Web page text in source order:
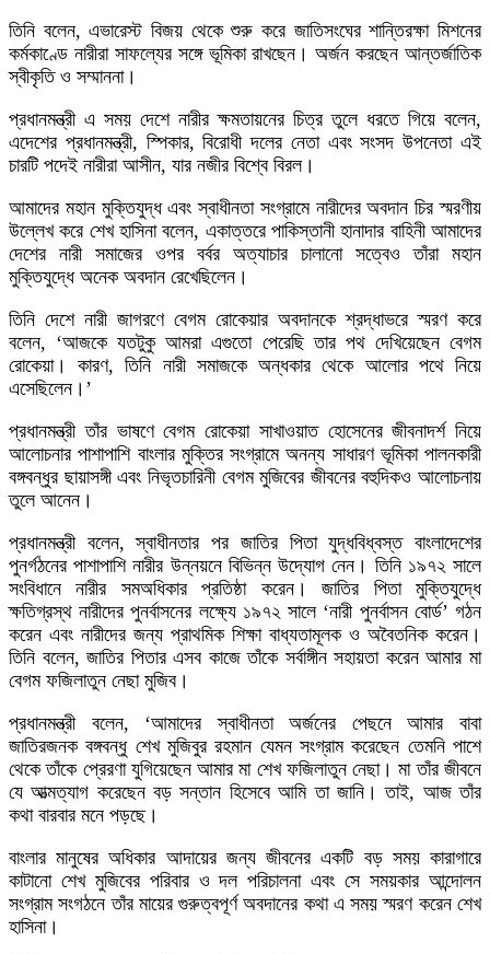
তিনি বলেন, এভারেস্ট বিজয় থেকে শুরু করে জাতিসংঘের শান্তিরক্ষা মিশনের
কর্মকাণ্ডে নারীরা সাফল্যের সঙ্গে ভূমিকা রাখছেন। অর্জন করছেন আন্তর্জাতিক
স্বীকৃতি ও সম্মাননা।
প্রধানমন্ত্রী এ সময় দেশে নারীর ক্ষমতায়নের চিত্র তুলে ধরতে গিয়ে বলেন,
এদেশের প্রধানমন্ত্রী, স্পিকার, বিরোধী দলের নেতা এবং সংসদ উপনেতা এই
চারটি পদেই নারীরা আসীন, যার নজীর বিশ্বে বিরল।
আমাদের মহান মুক্তিযুদ্ধ এবং স্বাধীনতা সংগ্রামে নারীদের অবদান চির স্মরণীয়
উল্লেখ করে শেখ হাসিনা বলেন, একাত্তরে পাকিস্তানী হানাদার বাহিনী আমাদের
দেশের নারী সমাজের ওপর বর্বর অত্যাচার চালানো সত্বেও তাঁরা মহান
মুক্তিযুদ্ধে অনেক অবদান রেখেছিলেন।
তিনি দেশে নারী জাগরণে বেগম রোকেয়ার অবদানকে শ্রদ্ধাভরে স্মরণ করে
বলেন, ‘আজকে যতটুকু আমরা এগুতো পেরেছি তার পথ দেখিয়েছেন বেগম
রোকেয়া। কারণ, তিনি নারী সমাজকে অন্ধকার থেকে আলোর পথে নিয়ে
এসেছিলেন।’
প্রধানমন্ত্রী তাঁর ভাষণে বেগম রোকেয়া সাখাওয়াত হোসেনের জীবনাদর্শ নিয়ে
আলোচনার পাশাপাশি বাংলার মুক্তির সংগ্রামে অনন্য সাধারণ ভূমিকা পালনকারী
বঙ্গবন্ধুর ছায়াসঙ্গী এবং নিভৃতচারিনী বেগম মুজিবের জীবনের বহুদিকও আলোচনায়
তুলে আনেন।
প্রধানমন্ত্রী বলেন, স্বাধীনতার পর জাতির পিতা যুদ্ধবিধ্বস্ত বাংলাদেশের
পুনর্গঠনের পাশাপাশি নারীর উন্নয়নে বিভিন্ন উদ্যোগ নেন। তিনি ১৯৭২ সালে
সংবিধানে নারীর সমঅধিকার প্রতিষ্ঠা করেন। জাতির পিতা মুক্তিযুদ্ধে
ক্ষতিগ্রস্থ নারীদের পুনর্বাসনের লক্ষ্যে ১৯৭২ সালে ‘নারী পুনর্বাসন বোর্ড’ গঠন
করেন এবং নারীদের জন্য প্রাথমিক শিক্ষা বাধ্যতামূলক ও অবৈতনিক করেন।
তিনি বলেন, জাতির পিতার এসব কাজে তাঁকে সর্বাঙ্গীন সহায়তা করেন আমার মা
বেগম ফজিলাতুন নেছা মুজিব।
প্রধানমন্ত্রী বলেন, ‘আমাদের স্বাধীনতা অর্জনের পেছনে আমার বাবা
জাতিরজনক বঙ্গবন্ধু শেখ মুজিবুর রহমান যেমন সংগ্রাম করেছেন তেমনি পাশে
থেকে তাঁকে প্রেরণা যুগিয়েছেন আমার মা শেখ ফজিলাতুন নেছা। মা তাঁর জীবনে
যে আত্মত্যাগ করেছেন বড় সন্তান হিসেবে আমি তা জানি। তাই, আজ তাঁর
কথা বারবার মনে পড়ছে।
বাংলার মানুষের অধিকার আদায়ের জন্য জীবনের একটি বড় সময় কারাগারে
কাটানো শেখ মুজিবের পরিবার ও দল পরিচালনা এবং সে সময়কার আন্দোলন
সংগ্রাম সংগঠনে তাঁর মায়ের গুরুত্বপূর্ণ অবদানের কথা এ সময় স্মরণ করেন শেখ
হাসিনা।